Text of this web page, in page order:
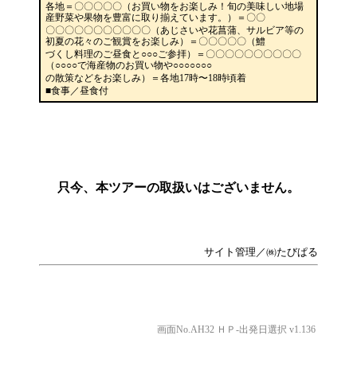
各地＝〇〇〇〇〇（お買い物をお楽しみ！旬の美味しい地場
産野菜や果物を豊富に取り揃えています。）＝〇〇
〇〇〇〇〇〇〇〇〇〇〇（あじさいや花菖蒲、サルビア等の
初夏の花々のご観賞をお楽しみ）＝〇〇〇〇〇（鱧
づくし料理のご昼食と○○○ご参拝）＝〇〇〇〇〇〇〇〇〇〇
（○○○○で海産物のお買い物や○○○○○○○
の散策などをお楽しみ）＝各地17時〜18時頃着
■食事／昼食付
只今、本ツアーの取扱いはございません。
サイト管理／㈱たびぱる
画面No.AH32 ＨＰ-出発日選択 v1.136